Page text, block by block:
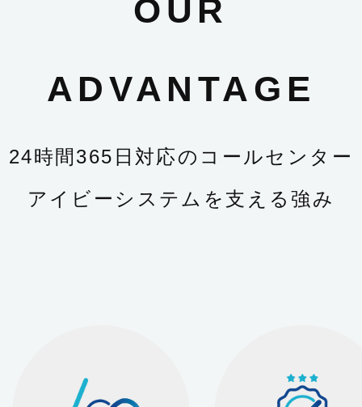
OUR
ADVANTAGE
24時間365日対応のコールセンター
アイビーシステムを支える強み